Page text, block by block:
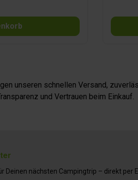
unseren schnellen Versand,
und Vertrauen beim Einkauf.
nächsten Campingtrip – direkt per